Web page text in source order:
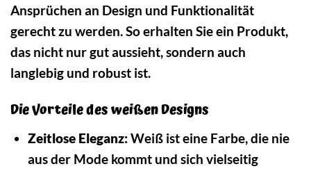
Ansprüchen an Design und Funktionalität
gerecht zu werden. So erhalten Sie ein Produkt,
das nicht nur gut aussieht, sondern auch
langlebig und robust ist.
Die Vorteile des weißen Designs
Zeitlose Eleganz:Weiß ist eine Farbe, die nie
aus der Mode kommt und sich vielseitig